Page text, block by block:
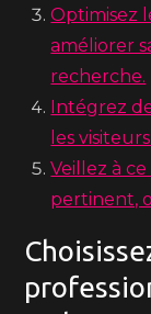
Optimisez
améliorer
recherche.
Intégrez
les
Veillez à
pertinent,